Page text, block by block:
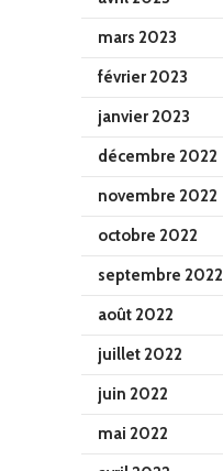
mars 2023
février 2023
janvier 2023
décembre 2022
novembre 2022
octobre 2022
septembre 2022
août 2022
juillet 2022
juin 2022
mai 2022